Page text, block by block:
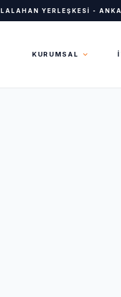
LALAHAN YERLEŞKESI -
KURUMSAL